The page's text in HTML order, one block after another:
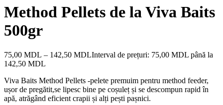
Method Pellets de la Viva Baits
500gr
75,00 MDL – 142,50 MDLInterval de prețuri: 75,00 MDL până la
142,50 MDL
Viva Baits Method Pellets -pelete premuim pentru method feeder,
ușor de pregătit,se lipesc bine pe coșuleț și se descompun rapid în
apă, atrăgând eficient crapii și alți pești pașnici.